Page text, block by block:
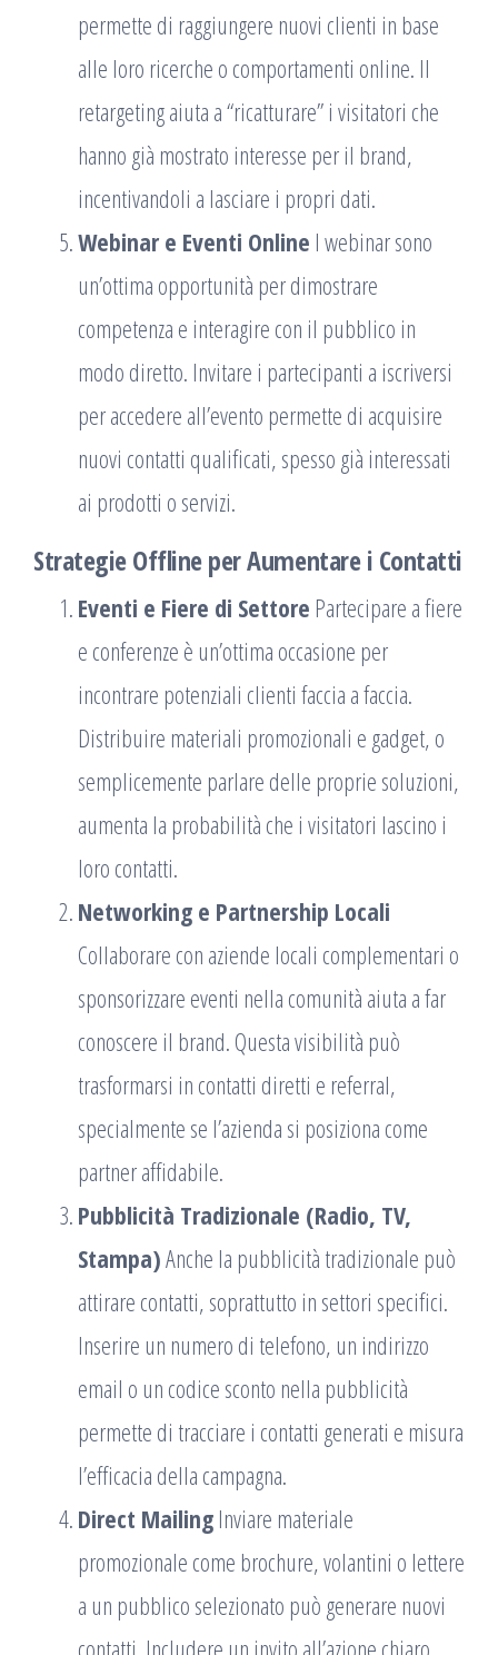
permette di raggiungere nuovi clienti in base
alle loro ricerche o comportamenti online. Il
retargeting aiuta a “ricatturare” i visitatori che
hanno già mostrato interesse per il brand,
incentivandoli a lasciare i propri dati.
Webinar e Eventi Online I webinar sono
un’ottima opportunità per dimostrare
competenza e interagire con il pubblico in
modo diretto. Invitare i partecipanti a iscriversi
per accedere all’evento permette di acquisire
nuovi contatti qualificati, spesso già interessati
ai prodotti o servizi.
Strategie Offline per Aumentare i Contatti
Eventi e Fiere di Settore Partecipare a fiere
e conferenze è un’ottima occasione per
incontrare potenziali clienti faccia a faccia.
Distribuire materiali promozionali e gadget, o
semplicemente parlare delle proprie soluzioni,
aumenta la probabilità che i visitatori lascino i
loro contatti.
Networking e Partnership Locali
Collaborare con aziende locali complementari o
sponsorizzare eventi nella comunità aiuta a far
conoscere il brand. Questa visibilità può
trasformarsi in contatti diretti e referral,
specialmente se l’azienda si posiziona come
partner affidabile.
Pubblicità Tradizionale (Radio, TV,
Stampa)Anche la pubblicità tradizionale può
attirare contatti, soprattutto in settori specifici.
Inserire un numero di telefono, un indirizzo
email o un codice sconto nella pubblicità
permette di tracciare i contatti generati e misura
l’efficacia della campagna.
Direct Mailing Inviare materiale
promozionale come brochure, volantini o lettere
a un pubblico selezionato può generare nuovi